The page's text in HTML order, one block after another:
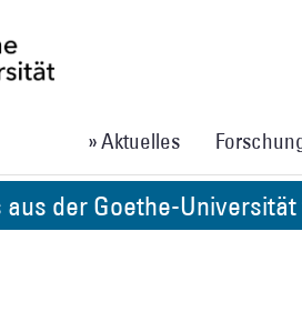
» Aktuelles
der Goethe-